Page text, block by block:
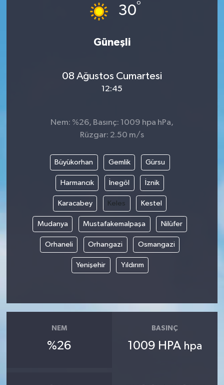
30°
Güneşli
08 Ağustos Cumartesi
12:45
Nem: %26, Basınç: 1009 hpa hPa,
Rüzgar: 2.50 m/s
Büyükorhan Gemlik Gürsu
Harmancık İnegöl İznik
Karacabey Keles Kestel
Mudanya Mustafakemalpaşa Nilüfer
Orhaneli Orhangazi Osmangazi
Yenişehir Yıldırım
NEM
%26
BASINÇ
1009 HPA hpa